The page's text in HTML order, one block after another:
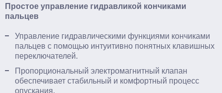
Простое управление гидравликой кончиками
пальцев
Управление гидравлическими функциями кончиками
пальцев с помощью интуитивно понятных клавишных
переключателей.
Пропорциональный электромагнитный клапан
обеспечивает стабильный и комфортный процесс
опускания.